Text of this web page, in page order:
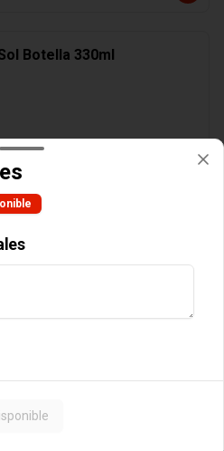
Botella 330ml
$3.890